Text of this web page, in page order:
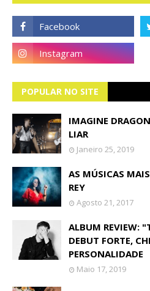
POPULAR NO SITE
IMAGINE
LIAR
Janeiro 25, 2019
AS MÚSICAS
REY
Agosto 21, 2017
ALBUM REVIEW:
DEBUT FORTE,
PERSONALIDADE
Maio 17, 2019